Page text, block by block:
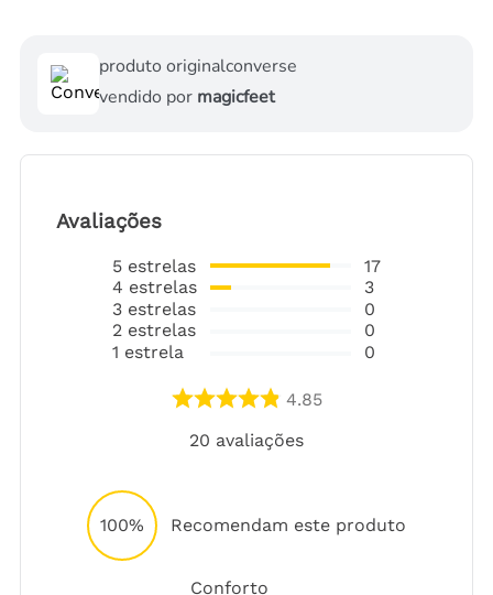
produto originalconverse
vendido por magicfeet
Avaliações
5 estrelas
4 estrelas
3 estrelas
2 estrelas
1 estrela
17
3
0
0
0
4.85
20 avaliações
100% Recomendam este produto
Conforto